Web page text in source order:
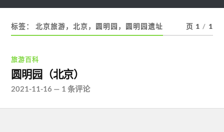
标签：北京旅游，北京，圆明园，圆明园遗址 页 1 / 1
旅游百科
圆明园（北京）
2021-11-16 — 1 条评论